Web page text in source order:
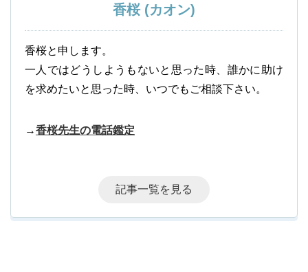
香桜 (カオン)
香桜と申します。
一人ではどうしようもないと思った時、誰かに助け
を求めたいと思った時、いつでもご相談下さい。
→香桜先生の電話鑑定
記事一覧を見る